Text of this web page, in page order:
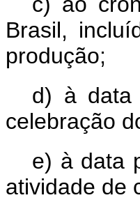
Brasil,
produção;
d) à data
celebração
e) à data
atividade de